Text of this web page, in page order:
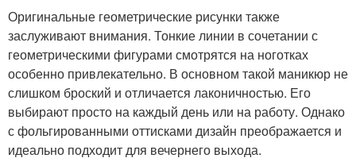
Оригинальные геометрические рисунки также
заслуживают внимания. Тонкие линии в сочетании с
геометрическими фигурами смотрятся на ноготках
особенно привлекательно. В основном такой маникюр не
слишком броский и отличается лаконичностью. Его
выбирают просто на каждый день или на работу. Однако
с фольгированными оттисками дизайн преображается и
идеально подходит для вечернего выхода.